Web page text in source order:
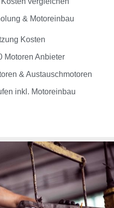
& Motoreinbau
Kosten
Motoren Anbieter
& Austauschmotoren
inkl. Motoreinbau